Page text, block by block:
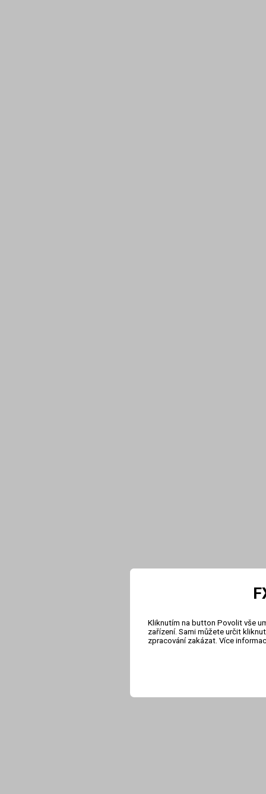
Kliknutím na button Povolit vše
zařízení. Sami můžete určit
zpracování zakázat. Více